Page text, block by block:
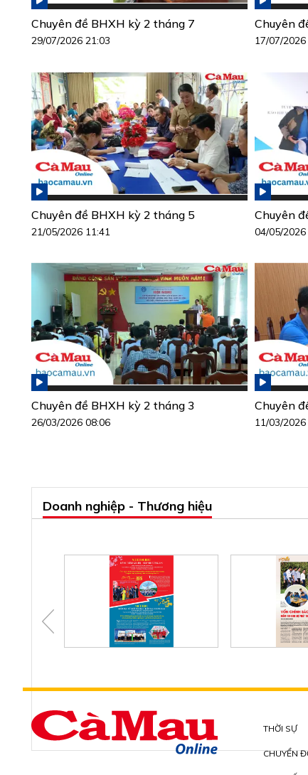
Chuyên đề BHXH kỳ 2 tháng 7
29/07/2026 21:03
Chuyên
17/07/
Chuyên đề BHXH kỳ 2 tháng 5
21/05/2026 11:41
Chuyên
04/05/2026
Chuyên đề BHXH kỳ 2 tháng 3
26/03/2026 08:06
Chuyên
11/03/
Doanh nghiệp - Thương hiệu
THỜI SỰ
CHUYỂN